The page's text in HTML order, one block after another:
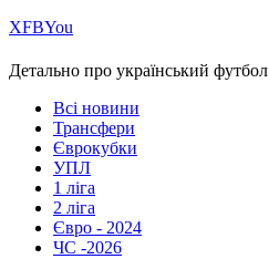
ХFBYou
Детально про український футбол
Всі новини
Трансфери
Єврокубки
УПЛ
1 ліга
2 ліга
Євро - 2024
ЧС -2026